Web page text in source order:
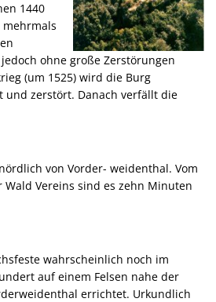
1440
ohne große Zerstörungen
(um 1525) wird die Burg
zerstört. Danach verfällt die
von Vorder- weidenthal. Vom
Wald Vereins sind es zehn Minuten
wahrscheinlich noch im
auf einem Felsen nahe der
errichtet. Urkundlich